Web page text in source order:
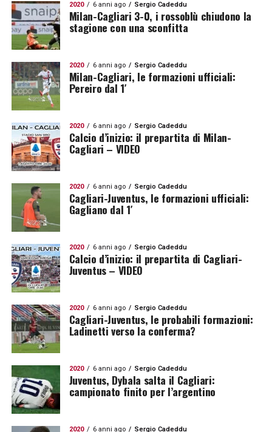
2020 6 anni ago Sergio Cadeddu
Milan-Cagliari 3-0, i rossoblù chiudono la
stagione con una sconfitta
2020 6 anni ago Sergio Cadeddu
Milan-Cagliari, le formazioni ufficiali:
Pereiro dal 1′
2020 6 anni ago Sergio Cadeddu
Calcio d’inizio: il prepartita di Milan-
Cagliari – VIDEO
2020 6 anni ago Sergio Cadeddu
Cagliari-Juventus, le formazioni ufficiali:
Gagliano dal 1′
2020 6 anni ago Sergio Cadeddu
Calcio d’inizio: il prepartita di Cagliari-
Juventus – VIDEO
2020 6 anni ago Sergio Cadeddu
Cagliari-Juventus, le probabili formazioni:
Ladinetti verso la conferma?
2020 6 anni ago Sergio Cadeddu
Juventus, Dybala salta il Cagliari:
campionato finito per l’argentino
2020 6 anni ago Sergio Cadeddu